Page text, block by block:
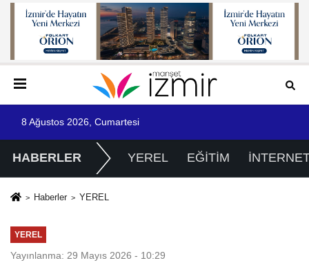
8 Ağustos 2026, Cumartesi
HABERLER YEREL EĞİTİM
Haberler YEREL
YEREL
Yayınlanma: 29 Mayıs 2026 - 10:29